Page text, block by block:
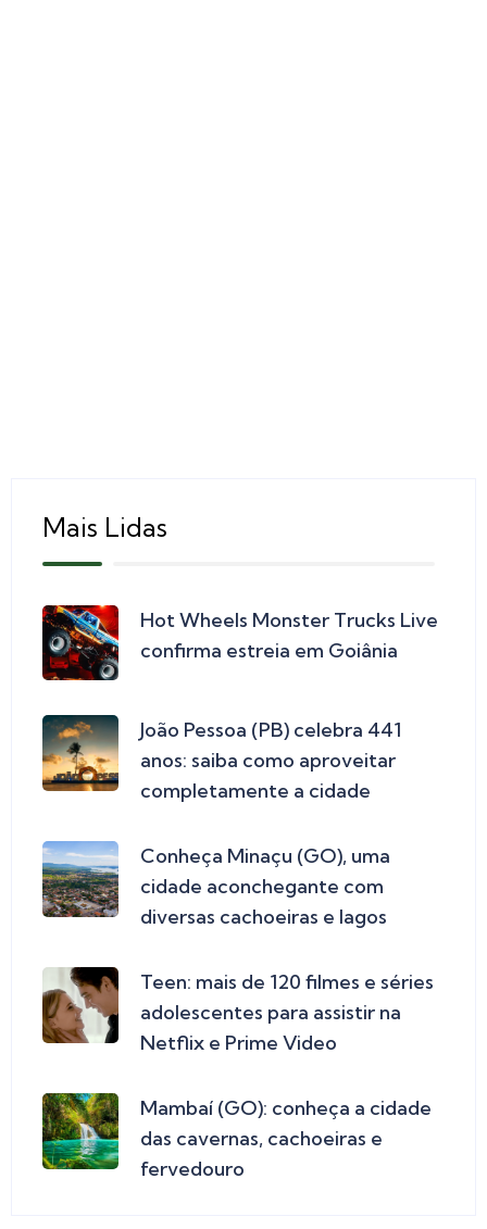
Mais Lidas
Hot Wheels Monster Trucks Live
confirma estreia em Goiânia
João Pessoa (PB) celebra 441
anos: saiba como aproveitar
completamente a cidade
Conheça Minaçu (GO), uma
cidade aconchegante com
diversas cachoeiras e lagos
Teen: mais de 120 filmes e séries
adolescentes para assistir na
Netflix e Prime Video
Mambaí (GO): conheça a cidade
das cavernas, cachoeiras e
fervedouro